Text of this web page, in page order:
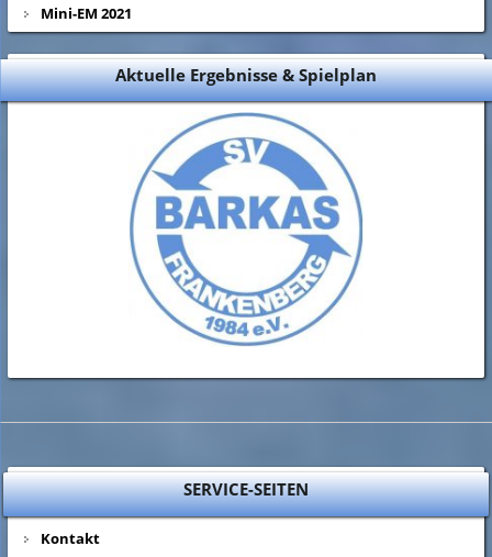
Mini-EM 2021
Aktuelle Ergebnisse & Spielplan
SERVICE-SEITEN
Kontakt